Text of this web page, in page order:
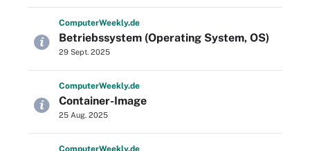
ComputerWeekly.de
Betriebssystem (Operating System, OS)
29 Sept. 2025
ComputerWeekly.de
Container-Image
25 Aug. 2025
ComputerWeekly.de